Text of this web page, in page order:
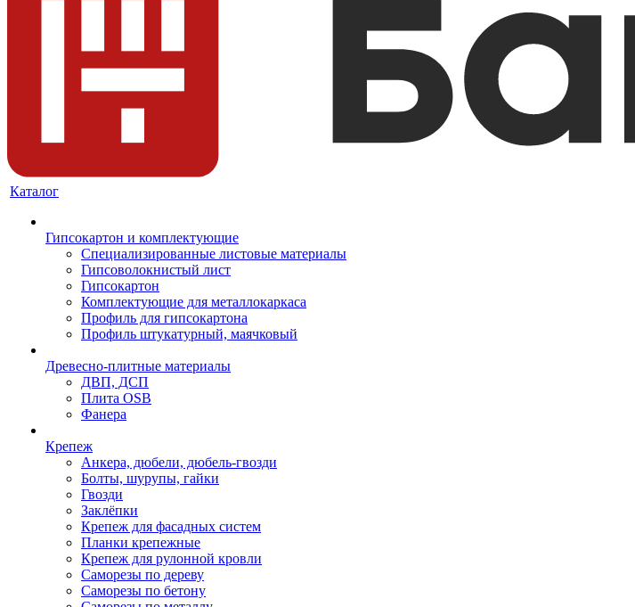
Каталог
Гипсокартон и комплектующие
Специализированные листовые материалы
Гипсоволокнистый лист
Гипсокартон
Комплектующие для металлокаркаса
Профиль для гипсокартона
Профиль штукатурный, маячковый
Древесно-плитные материалы
ДВП, ДСП
Плита OSB
Фанера
Крепеж
Анкера, дюбели, дюбель-гвозди
Болты, шурупы, гайки
Гвозди
Заклёпки
Крепеж для фасадных систем
Планки крепежные
Крепеж для рулонной кровли
Саморезы по дереву
Саморезы по бетону